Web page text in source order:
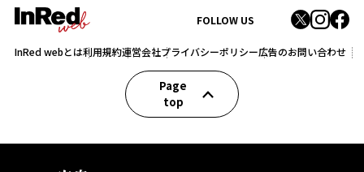
FOLLOW US
InRed webとは利用規約運営会社プライバシーポリシー広告のお問い合わせ
Page
top